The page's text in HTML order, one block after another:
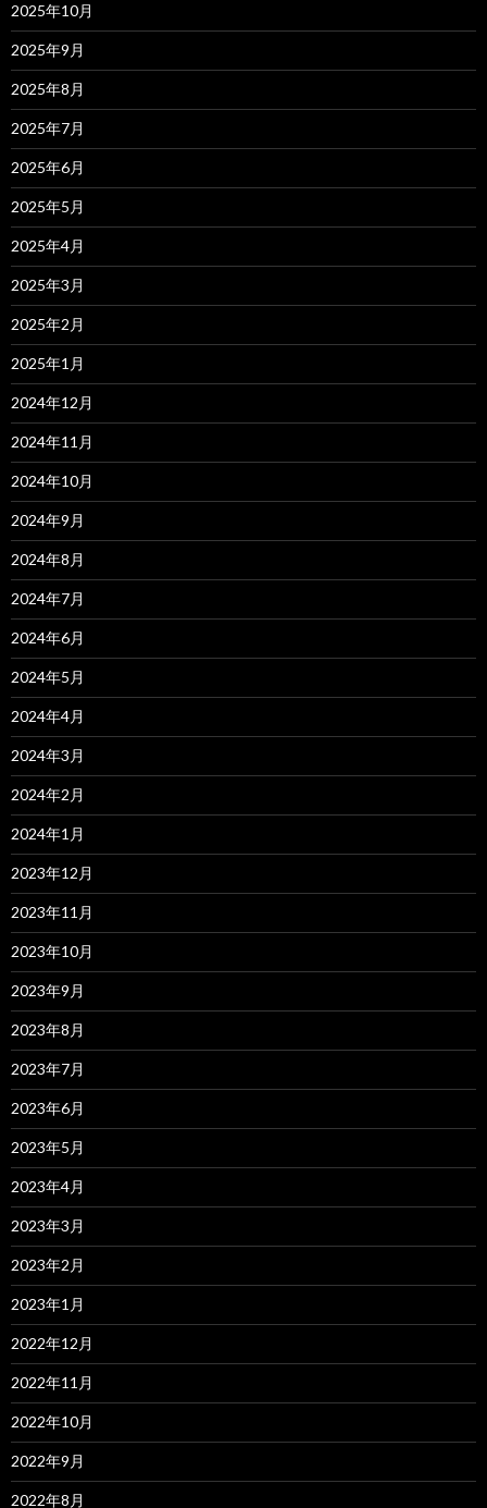
2025年10月
2025年9月
2025年8月
2025年7月
2025年6月
2025年5月
2025年4月
2025年3月
2025年2月
2025年1月
2024年12月
2024年11月
2024年10月
2024年9月
2024年8月
2024年7月
2024年6月
2024年5月
2024年4月
2024年3月
2024年2月
2024年1月
2023年12月
2023年11月
2023年10月
2023年9月
2023年8月
2023年7月
2023年6月
2023年5月
2023年4月
2023年3月
2023年2月
2023年1月
2022年12月
2022年11月
2022年10月
2022年9月
2022年8月